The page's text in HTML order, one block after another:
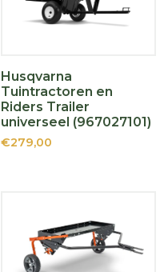
Husqvarna
Tuintractoren en
Riders Trailer
universeel (967027101)
€279,00